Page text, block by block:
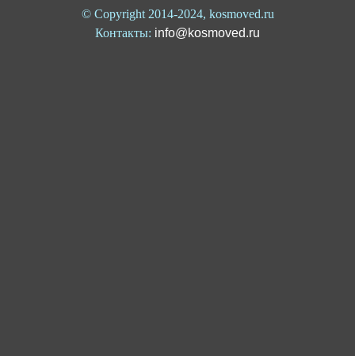
© Copyright 2014-2024, kosmoved.ru
Контакты: info@kosmoved.ru